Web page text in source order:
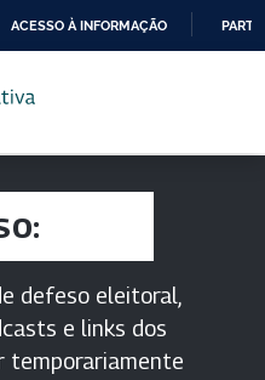
ACESSO À INFORMAÇÃO
defeso eleitoral,
e links dos
temporariamente